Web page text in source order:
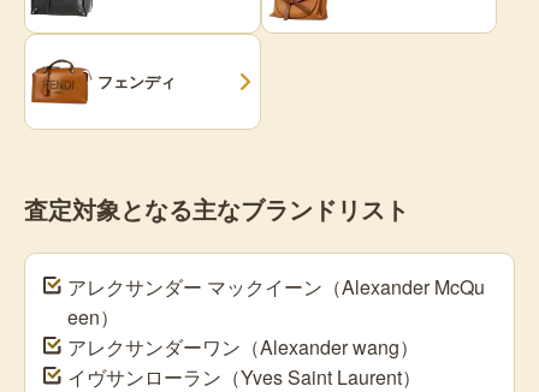
フェンディ
査定対象となる主なブランドリスト
アレクサンダー マックイーン（Alexander McQu
een）
アレクサンダーワン（Alexander wang）
イヴサンローラン（Yves Saint Laurent）